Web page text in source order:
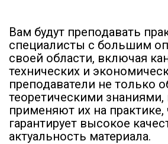
Вам будут преподавать
специалисты с большим
своей области, включая
технических и
преподаватели не только
теоретическими
применяют их на практике,
гарантирует высокое
актуальность материала.